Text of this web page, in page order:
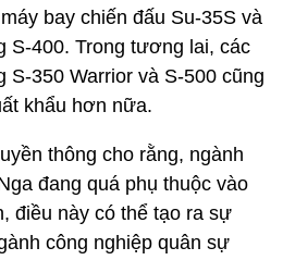
bay chiến đấu Su-35S và
S-400. Trong tương lai, các
S-350 Warrior và S-500 cũng
khẩu hơn nữa.
thông cho rằng, ngành
đang quá phụ thuộc vào
điều này có thể tạo ra sự
công nghiệp quân sự